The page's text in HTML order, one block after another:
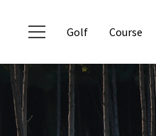
Golf Course